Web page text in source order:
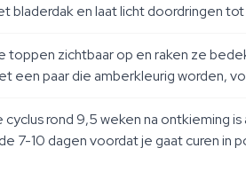
bladerdak en laat licht doordringen
toppen zichtbaar op en raken ze
een paar die amberkleurig worden,
rond 9,5 weken na ontkieming
7-10 dagen voordat je gaat curen in